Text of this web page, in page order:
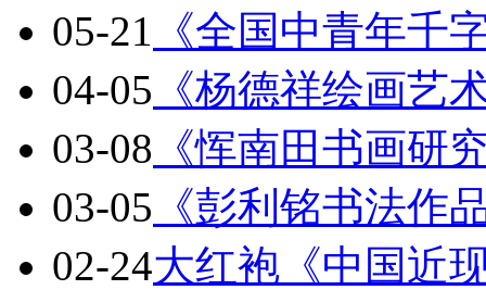
05-21 《全国中青年千
04-05 《杨德祥绘画艺
03-08 《恽南田书画研
03-05 《彭利铭书法作
02-24大红袍《中国近